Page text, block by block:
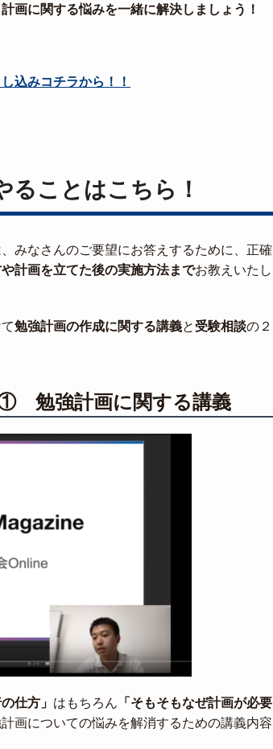
計画に関する悩みを一緒に解決しましょう！
込みコチラから！！
ことはこちら！
みなさんのご要望にお答えするために、正確
計画を立てた後の実施方法までお教えいたし
勉強計画の作成に関する講義と 受験相談の２
勉強計画に関する講義
仕方」 はもちろん 「そもそもなぜ計画が必要
画についての悩みを解消するための講義内容